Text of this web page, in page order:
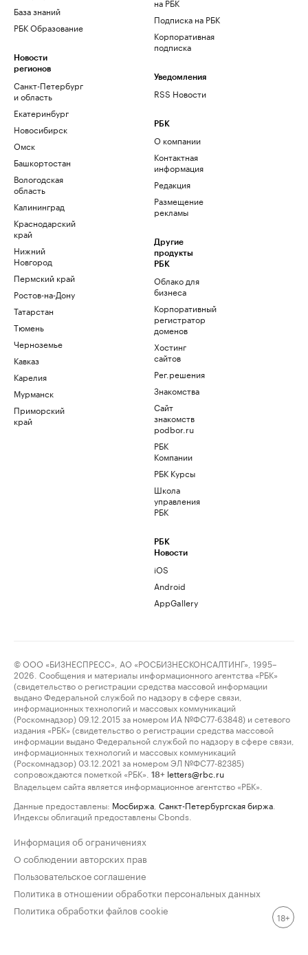
База знаний
РБК Образование
Новости
регионов
Санкт-Петербург
и область
Екатеринбург
Новосибирск
Омск
Башкортостан
Вологодская
область
Калининград
Краснодарский
край
Нижний
Новгород
Пермский край
Ростов-на-Дону
Татарстан
Тюмень
Черноземье
Кавказ
Карелия
Мурманск
Приморский
край
Подписка на РБК
Корпоративная
подписка
Уведомления
RSS Новости
РБК
О компании
Контактная
информация
Редакция
Размещение
рекламы
Другие
продукты
РБК
Облако для
бизнеса
Корпоративный
регистратор
доменов
Хостинг
сайтов
Рег.решения
Знакомства
Сайт
знакомств
podbor.ru
РБК
Компании
РБК Курсы
Школа
управления
РБК
РБК
Новости
iOS
Android
AppGallery
© ООО «БИЗНЕСПРЕСС», АО «РОСБИЗНЕСКОНСАЛТИНГ», 1995–
2026. Сообщения и материалы информационного агентства «РБК»
(свидетельство о регистрации средства массовой информации
выдано Федеральной службой по надзору в сфере связи,
информационных технологий и массовых коммуникаций
(Роскомнадзор) 09.12.2015 за номером ИА №ФС77-63848) и сетевого
издания «РБК» (свидетельство о регистрации средства массовой
информации выдано Федеральной службой по надзору в сфере связи,
информационных технологий и массовых коммуникаций
(Роскомнадзор) 03.12.2021 за номером ЭЛ №ФС77-82385)
сопровождаются пометкой «РБК».
18+ letters@rbc.ru
Владельцем сайта является информационное агентство «РБК».
Данные предоставлены: Мосбиржа Санкт-Петербургская биржа
Индексы облигаций предоставлены Cbonds.
Информация об ограничениях
О соблюдении авторских прав
Пользовательское соглашение
Политика в отношении обработки персональных данных
Политика обработки файлов cookie
18+